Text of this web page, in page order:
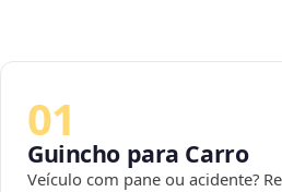
01
Guincho para Carro
Veículo com pane ou acidente?